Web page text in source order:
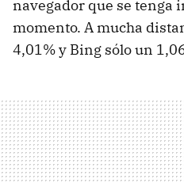
navegador que se tenga
momento. A mucha
4,01% y Bing sólo un